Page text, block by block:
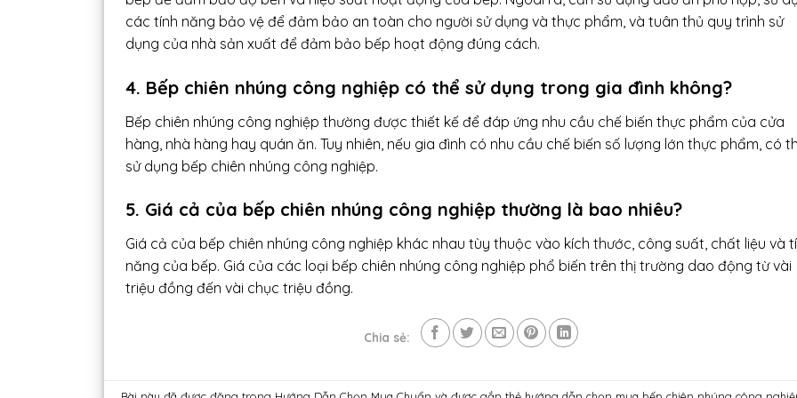
các tính năng bảo vệ để đảm bảo an toàn cho người sử dụng và thực phẩm, và tuân thủ quy trình sử
dụng của nhà sản xuất để đảm bảo bếp hoạt động đúng cách.
4. Bếp chiên nhúng công nghiệp có thể sử dụng trong gia đình không?
Bếp chiên nhúng công nghiệp thường được thiết kế để đáp ứng nhu cầu chế biến thực phẩm của cửa
hàng, nhà hàng hay quán ăn. Tuy nhiên, nếu gia đình có nhu cầu chế biến số lượng lớn thực phẩm, có
sử dụng bếp chiên nhúng công nghiệp.
5. Giá cả của bếp chiên nhúng công nghiệp thường là bao nhiêu?
Giá cả của bếp chiên nhúng công nghiệp khác nhau tùy thuộc vào kích thước, công suất, chất liệu và
năng của bếp. Giá của các loại bếp chiên nhúng công nghiệp phổ biến trên thị trường dao động từ vài
triệu đồng đến vài chục triệu đồng.
Chia sẻ: